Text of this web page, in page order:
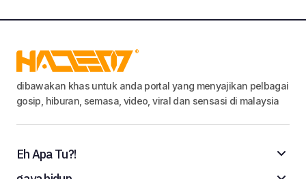
dibawakan khas untuk anda portal yang menyajikan pelbagai
gosip, hiburan, semasa, video, viral dan sensasi di malaysia
Eh Apa Tu?!